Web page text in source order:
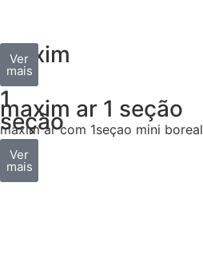
maxim
ar
1
seção
Ver
mais
maxim ar 1 seção
maxim ar com 1seçao mini boreal
Ver
mais